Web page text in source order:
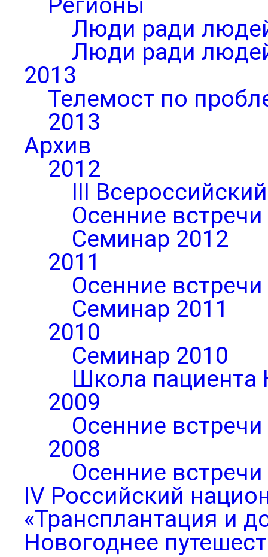
Люди ради
Люди ради
2013
Телемост по
2013
Архив
2012
III
Осенние
Семинар 2012
2011
Осенние
Семинар 2011
2010
Семинар 2010
Школа пациента
2009
Осенние
2008
Осенние
IV Российский
«Трансплантация и
Новогоднее